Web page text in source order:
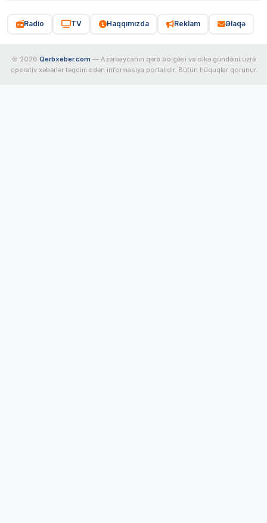
Radio TV Haqqımızda Reklam Əlaqə
© 2026 Qerbxeber.com — Azərbaycanın qərb bölgəsi və ölkə gündəmi üzrə
operativ xəbərlər təqdim edən informasiya portalıdır. Bütün hüquqlar qorunur.